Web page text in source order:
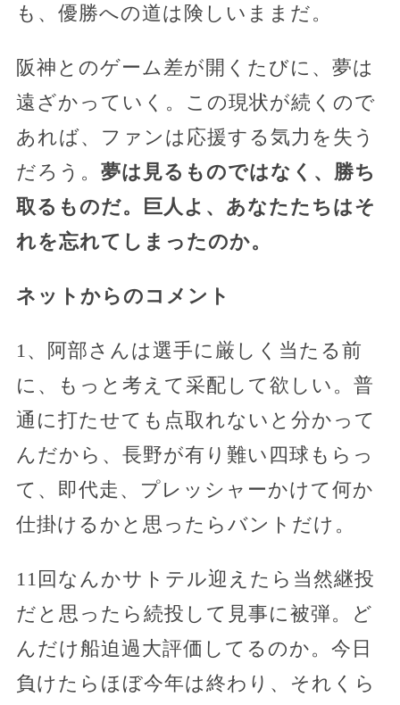
も、優勝への道は険しいままだ。
阪神とのゲーム差が開くたびに、夢は
遠ざかっていく。この現状が続くので
あれば、ファンは応援する気力を失う
だろう。 夢は見るものではなく、勝ち
取るものだ。巨人よ、あなたたちはそ
れを忘れてしまったのか。
ネットからのコメント
1、阿部さんは選手に厳しく当たる前
に、もっと考えて采配して欲しい。普
通に打たせても点取れないと分かって
んだから、長野が有り難い四球もらっ
て、即代走、プレッシャーかけて何か
仕掛けるかと思ったらバントだけ。
11回なんかサトテル迎えたら当然継投
だと思ったら続投して見事に被弾。ど
んだけ船迫過大評価してるのか。今日
負けたらほぼ今年は終わり、それくら